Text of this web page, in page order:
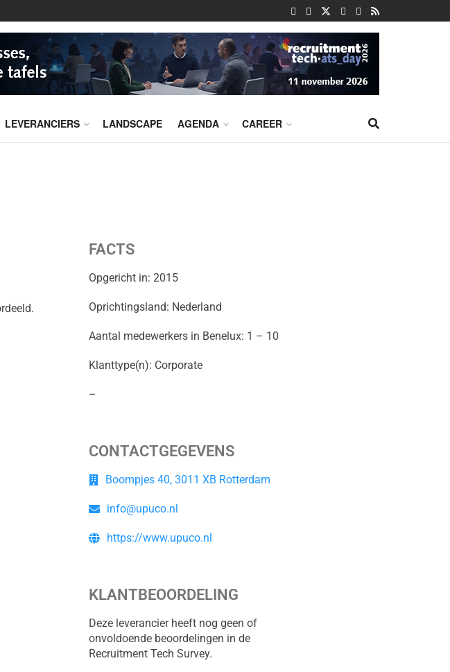
LEVERANCIERS LANDSCAPE AGENDA CAREER
FACTS
Opgericht in: 2015
Oprichtingsland: Nederland
Aantal medewerkers in Benelux: 1 – 10
Klanttype(n): Corporate
–
CONTACTGEGEVENS
Boompjes 40, 3011 XB Rotterdam
info@upuco.nl
https://www.upuco.nl
KLANTBEOORDELING
Deze leverancier heeft nog geen of
onvoldoende beoordelingen in de
Recruitment Tech Survey.